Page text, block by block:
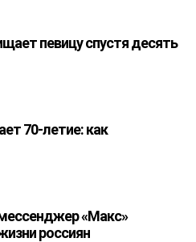
певицу спустя десять
70-летие: как
«Макс»
россиян